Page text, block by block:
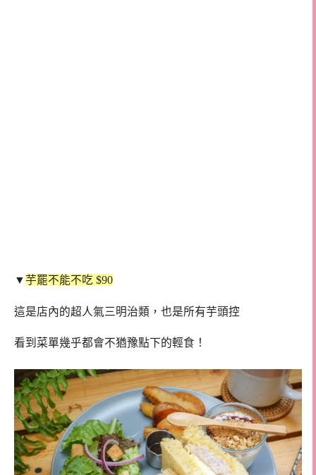
▼芋罷不能不吃 $90
這是店內的超人氣三明治類，也是所有芋頭控
看到菜單幾乎都會不猶豫點下的輕食！